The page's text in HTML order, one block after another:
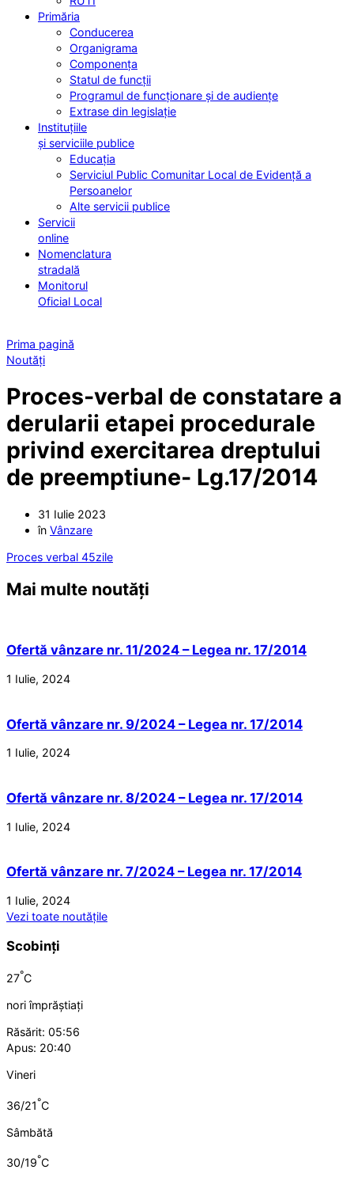
Primăria
Conducerea
Organigrama
Componența
Statul de funcții
Programul de funcționare și de audiențe
Extrase din legislație
Instituțiile
și serviciile publice
Educația
Serviciul Public Comunitar Local de Evidență a
Persoanelor
Alte servicii publice
Servicii
online
Nomenclatura
stradală
Monitorul
Oficial Local
Prima pagină
Noutăți
Proces-verbal de constatare a
derularii etapei procedurale
privind exercitarea dreptului
de preemptiune- Lg.17/2014
31 Iulie 2023
în Vânzare
Proces verbal 45zile
Mai multe noutăți
Ofertă vânzare nr. 11/2024 – Legea nr. 17/2014
1 Iulie, 2024
Ofertă vânzare nr. 9/2024 – Legea nr. 17/2014
1 Iulie, 2024
Ofertă vânzare nr. 8/2024 – Legea nr. 17/2014
1 Iulie, 2024
Ofertă vânzare nr. 7/2024 – Legea nr. 17/2014
1 Iulie, 2024
Vezi toate noutățile
Scobinți
27°C
nori împrăștiați
Răsărit: 05:56
Apus: 20:40
Vineri
36/21°C
Sâmbătă
30/19°C